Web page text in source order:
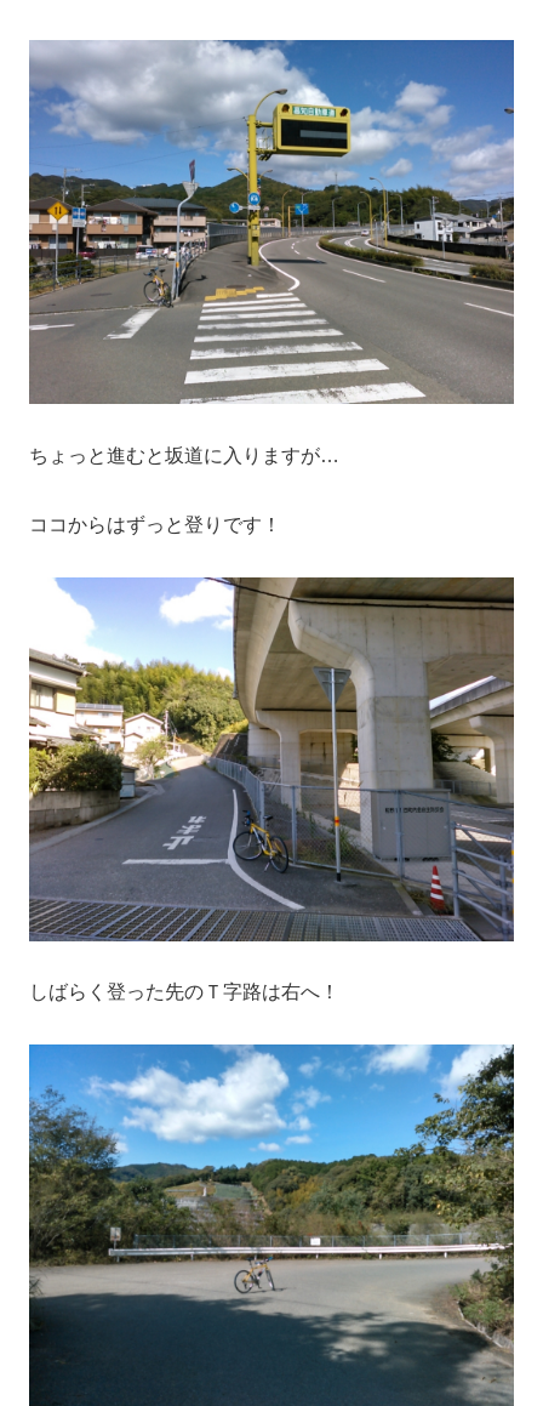
ちょっと進むと坂道に入りますが…
ココからはずっと登りです！
しばらく登った先のＴ字路は右へ！